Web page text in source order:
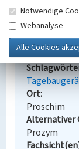
Ort
Proschim
Alternativer
Prozym
Notwendige
Webanalyse